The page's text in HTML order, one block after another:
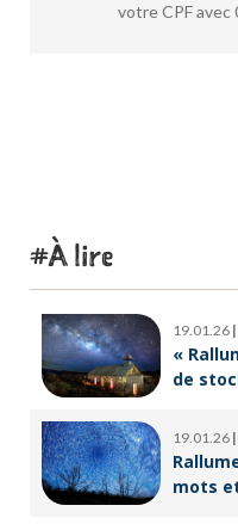
votre CPF avec
À lire
19.01.26 |
«
de
19.01.26 |
mots